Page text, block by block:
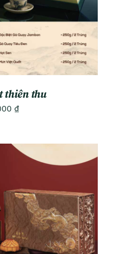
thiên thu
₫
/